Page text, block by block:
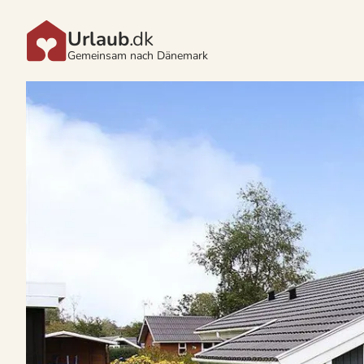
Urlaub.dk
Gemeinsam nach Dänemark